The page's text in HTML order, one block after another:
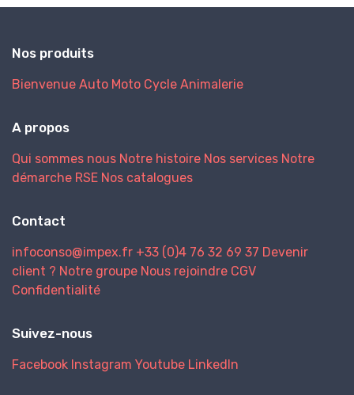
Nos produits
Bienvenue Auto Moto Cycle Animalerie
A propos
Qui sommes nous Notre histoire Nos services Notre
démarche RSE Nos catalogues
Contact
infoconso@impex.fr +33 (0)4 76 32 69 37 Devenir
client ? Notre groupe Nous rejoindre CGV
Confidentialité
Suivez-nous
Facebook Instagram Youtube LinkedIn